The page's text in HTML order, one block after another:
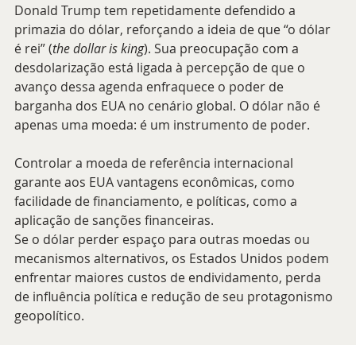
Donald Trump tem repetidamente defendido a
primazia do dólar, reforçando a ideia de que “o dólar
é rei” (the dollar is king). Sua preocupação com a
desdolarização está ligada à percepção de que o
avanço dessa agenda enfraquece o poder de
barganha dos EUA no cenário global. O dólar não é
apenas uma moeda: é um instrumento de poder.
Controlar a moeda de referência internacional
garante aos EUA vantagens econômicas, como
facilidade de financiamento, e políticas, como a
aplicação de sanções financeiras.
Se o dólar perder espaço para outras moedas ou
mecanismos alternativos, os Estados Unidos podem
enfrentar maiores custos de endividamento, perda
de influência política e redução de seu protagonismo
geopolítico.